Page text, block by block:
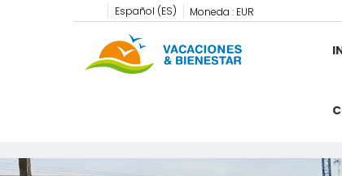
Español (ES) Moneda : EUR